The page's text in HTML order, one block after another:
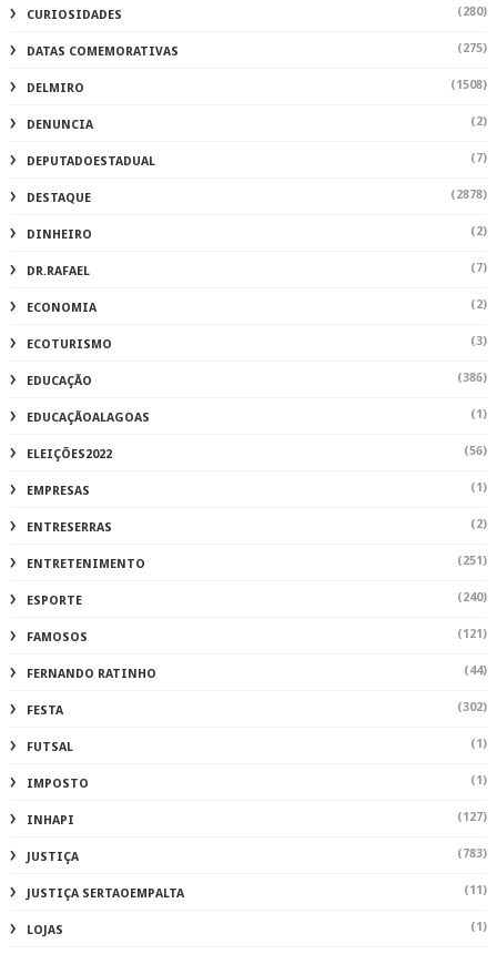
CURIOSIDADES (280)
DATAS COMEMORATIVAS (275)
DELMIRO (1508)
DENUNCIA (2)
DEPUTADOESTADUAL (7)
DESTAQUE (2878)
DINHEIRO (2)
DR.RAFAEL (7)
ECONOMIA (2)
ECOTURISMO (3)
EDUCAÇÃO (386)
EDUCAÇÃOALAGOAS (1)
ELEIÇÕES2022 (56)
EMPRESAS (1)
ENTRESERRAS (2)
ENTRETENIMENTO (251)
ESPORTE (240)
FAMOSOS (121)
FERNANDO RATINHO (44)
FESTA (302)
FUTSAL (1)
IMPOSTO (1)
INHAPI (127)
JUSTIÇA (783)
JUSTIÇA SERTAOEMPALTA (11)
LOJAS (1)